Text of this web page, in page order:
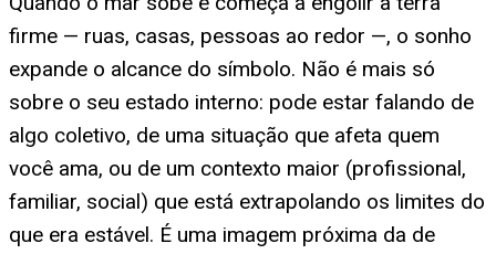
firme — ruas, casas, pessoas ao redor —, o sonho
expande o alcance do símbolo. Não é mais só
sobre o seu estado interno: pode estar falando de
algo coletivo, de uma situação que afeta quem
você ama, ou de um contexto maior (profissional,
familiar, social) que está extrapolando os limites do
que era estável. É uma imagem próxima da de